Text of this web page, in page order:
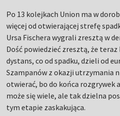
Po 13 kolejkach Union ma w
więcej od otwierającej strefę
Ursa Fischera wygrali zresztą w
Dość powiedzieć zresztą, że
dystans, co od spadku, dzieli od
Szampanów z okazji utrzymania
otwierać, bo do końca rozgrywek
może się wiele, ale tak dzielna
tym etapie zaskakująca.